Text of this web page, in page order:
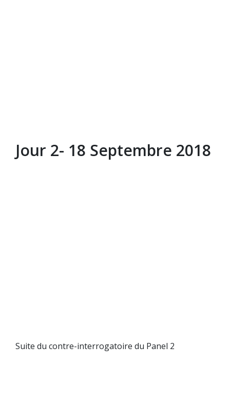
Jour 2- 18 Septembre 2018
Suite du contre-interrogatoire du Panel 2